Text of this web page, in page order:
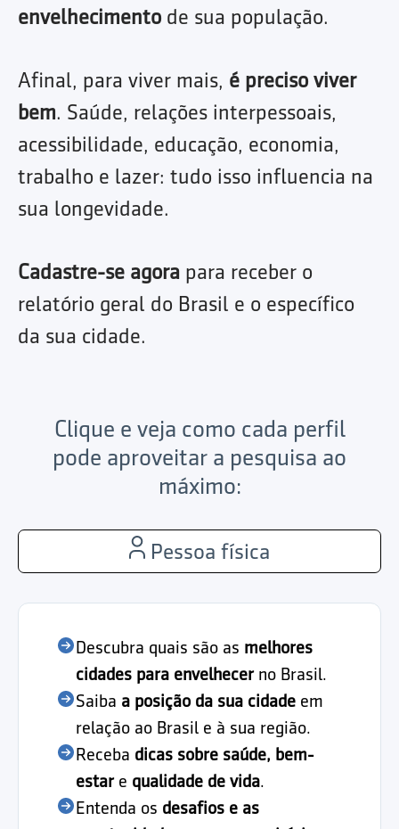
envelhecimento de sua população.
Afinal, para viver mais, é preciso viver
bem. Saúde, relações interpessoais,
acessibilidade, educação, economia,
trabalho e lazer: tudo isso influencia na
sua longevidade.
Cadastre-se agora para receber o
relatório geral do Brasil e o específico
da sua cidade.
Clique e veja como cada perfil
pode aproveitar a pesquisa ao
máximo:
Pessoa física
Descubra quais são as melhores
cidades para envelhecerno Brasil.
Saiba a posição da sua cidade em
relação ao Brasil e à sua região.
Receba dicas sobre saúde, bem-
estare qualidade de vida.
Entenda os desafios e as